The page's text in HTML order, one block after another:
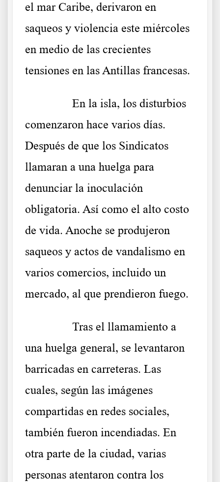
el mar Caribe, derivaron en
saqueos y violencia este miércoles
en medio de las crecientes
tensiones en las Antillas francesas.
En la isla, los disturbios
comenzaron hace varios días.
Después de que los Sindicatos
llamaran a una huelga para
denunciar la inoculación
obligatoria. Así como el alto costo
de vida. Anoche se produjeron
saqueos y actos de vandalismo en
varios comercios, incluido un
mercado, al que prendieron fuego.
Tras el llamamiento a
una huelga general, se levantaron
barricadas en carreteras. Las
cuales, según las imágenes
compartidas en redes sociales,
también fueron incendiadas. En
otra parte de la ciudad, varias
personas atentaron contra los